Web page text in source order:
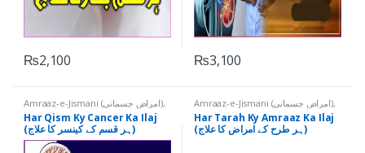
₨2,100 ₨3,100
Amraaz-e-Jismani (امراض جسمانی),
Tayyar Ruhani Ilaj
(تیار روحانی علاج)
Har Qism Ky Cancer Ka Ilaj
(ہر قسم کے کینسر کا علاج)
Amraaz-e-Jismani (امراض جسمانی),
Har Qism ky Amraaz (ہر قسم کے
,Tayyar Ruhani Ilaj (تیار
روحانی علاج)
Har Tarah Ky Amraaz Ka Ilaj
(ہر طرح کے امراض کا علاج)